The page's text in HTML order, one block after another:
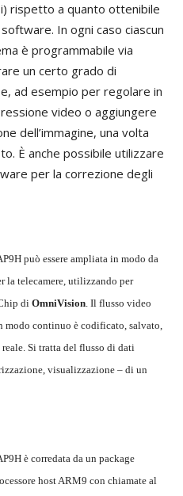
rispetto a quanto ottenibile
In ogni caso ciascun
è programmabile via
un certo grado di
ad esempio per regolare in
video o aggiungere
dell’immagine, una volta
È anche possibile utilizzare
per la correzione degli
può essere ampliata in modo da
la telecamere, utilizzando per
di OmniVision. Il flusso video
modo continuo è codificato, salvato,
Si tratta del flusso di dati
visualizzazione – di un
è corredata da un package
host ARM9 con chiamate al